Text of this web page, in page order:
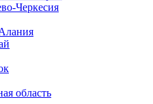
Черкесия
область